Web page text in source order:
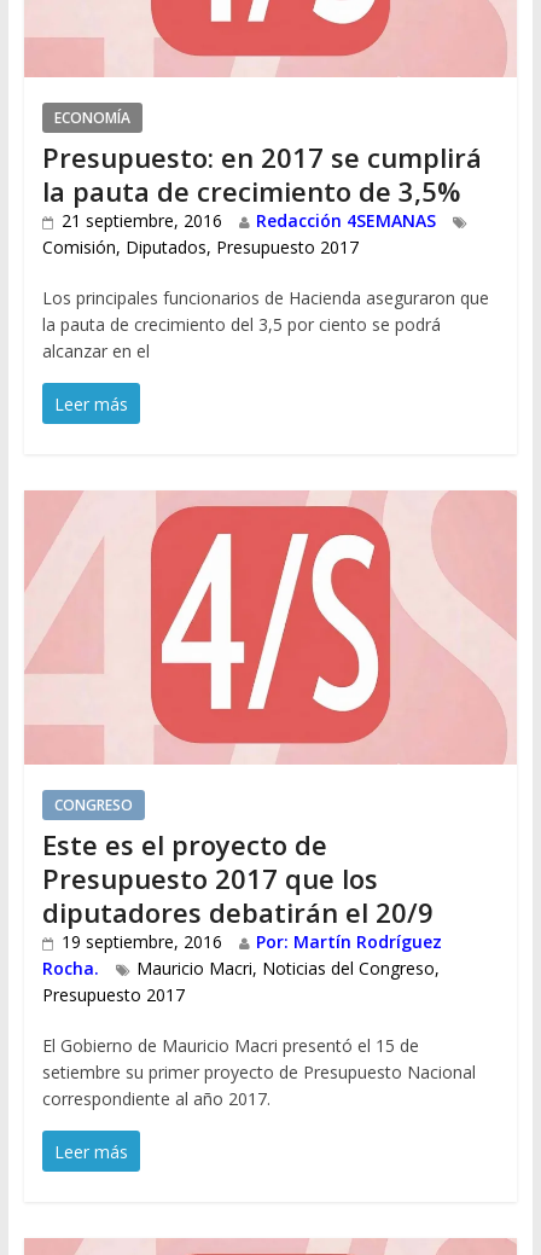
ECONOMÍA
Presupuesto: en 2017 se cumplirá
la pauta de crecimiento de 3,5%
21 septiembre, 2016
Redacción 4SEMANAS
Comisión, Diputados, Presupuesto 2017
Los principales funcionarios de Hacienda aseguraron que
la pauta de crecimiento del 3,5 por ciento se podrá
alcanzar en el
Leer más
CONGRESO
Este es el proyecto de
Presupuesto 2017 que los
diputadores debatirán el 20/9
19 septiembre, 2016
Por: Martín Rodríguez
Rocha.
Mauricio Macri, Noticias del Congreso,
Presupuesto 2017
El Gobierno de Mauricio Macri presentó el 15 de
setiembre su primer proyecto de Presupuesto Nacional
correspondiente al año 2017.
Leer más